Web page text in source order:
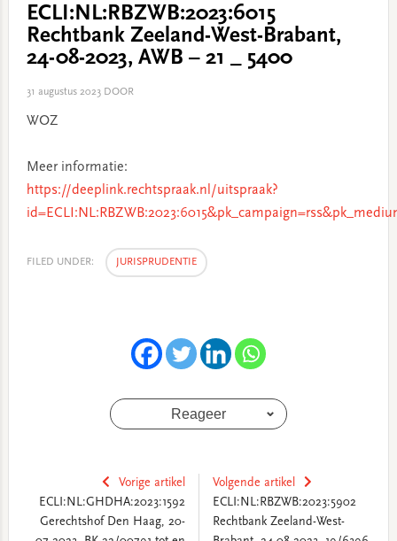
ECLI:NL:RBZWB:2023:6015
Rechtbank Zeeland-West-Brabant,
24-08-2023, AWB – 21 _ 5400
31 augustus 2023DOOR
WOZ
Meer informatie:
https://deeplink.rechtspraak.nl/uitspraak?
FILED UNDER: JURISPRUDENTIE
Reageer
Vorige artikel
ECLI:NL:GHDHA:2023:1592
Gerechtshof Den Haag, 20-
Volgende artikel
ECLI:NL:RBZWB:2023:5902
Rechtbank Zeeland-West-